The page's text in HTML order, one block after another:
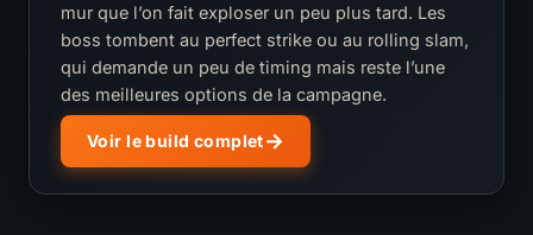
mur que l’on fait exploser un peu plus tard. Les
boss tombent au perfect strike ou au rolling slam,
qui demande un peu de timing mais reste l’une
des meilleures options de la campagne.
Voir le build complet